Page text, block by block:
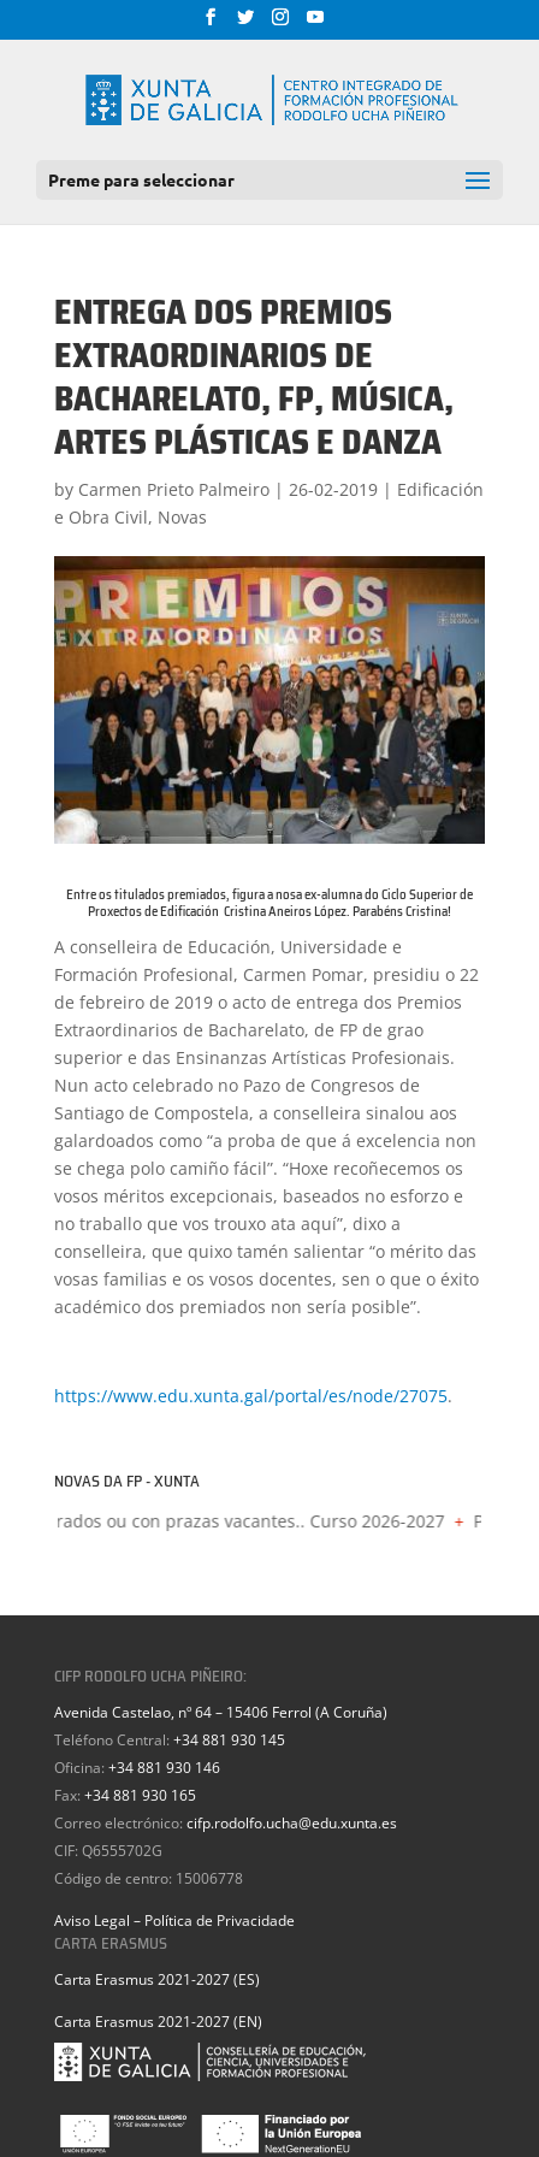
Preme para seleccionar
ENTREGA DOS PREMIOS
EXTRAORDINARIOS DE
BACHARELATO, FP, MÚSICA,
ARTES PLÁSTICAS E DANZA
by Carmen Prieto Palmeiro| 26-02-2019| Edificación
e Obra Civil, Novas
Entre os titulados premiados, figura a nosa ex-alumna do Ciclo Superior de
Proxectos de Edificación Cristina Aneiros López. Parabéns Cristina!
A conselleira de Educación, Universidade e
Formación Profesional, Carmen Pomar, presidiu o 22
de febreiro de 2019 o acto de entrega dos Premios
Extraordinarios de Bacharelato, de FP de grao
superior e das Ensinanzas Artísticas Profesionais.
Nun acto celebrado no Pazo de Congresos de
Santiago de Compostela, a conselleira sinalou aos
galardoados como “a proba de que á excelencia non
se chega polo camiño fácil”. “Hoxe recoñecemos os
vosos méritos excepcionais, baseados no esforzo e
no traballo que vos trouxo ata aquí”, dixo a
conselleira, que quixo tamén salientar “o mérito das
vosas familias e os vosos docentes, sen o que o éxito
académico dos premiados non sería posible”.
https://www.edu.xunta.gal/portal/es/node/27075.
NOVAS DA FP - XUNTA
liberados ou con prazas vacantes.. Curso 2026-2027+
CIFP RODOLFO UCHA PIÑEIRO:
Avenida Castelao, nº 64 – 15406 Ferrol (A Coruña)
Teléfono Central: +34 881 930 145
Oficina: +34 881 930 146
Fax: +34 881 930 165
Correo electrónico: cifp.rodolfo.ucha@edu.xunta.es
CIF: Q6555702G
Código de centro: 15006778
Aviso Legal – Política de Privacidade
CARTA ERASMUS
Carta Erasmus 2021-2027 (ES)
Carta Erasmus 2021-2027 (EN)